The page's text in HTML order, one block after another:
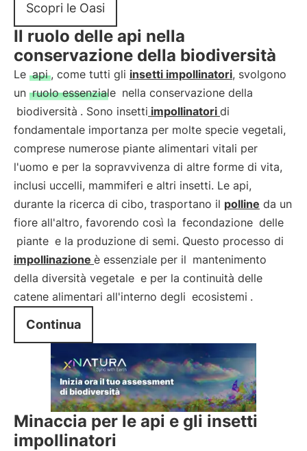
Scopri le Oasi
Il ruolo delle api nella
conservazione della biodiversità
Le api , come tutti gli insetti impollinatori, svolgono
un ruolo essenziale nella conservazione della
biodiversità . Sono insetti impollinatori di
fondamentale importanza per molte specie vegetali,
comprese numerose piante alimentari vitali per
l'uomo e per la sopravvivenza di altre forme di vita,
inclusi uccelli, mammiferi e altri insetti. Le api,
durante la ricerca di cibo, trasportano il polline da un
fiore all'altro, favorendo così la fecondazione delle
piante e la produzione di semi. Questo processo di
impollinazione è essenziale per il mantenimento
della diversità vegetale e per la continuità delle
catene alimentari all'interno degli ecosistemi .
Continua
Minaccia per le api e gli insetti
impollinatori